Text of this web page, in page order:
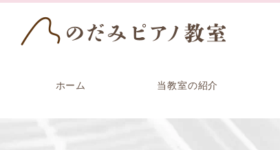
ホーム 当教室の紹介